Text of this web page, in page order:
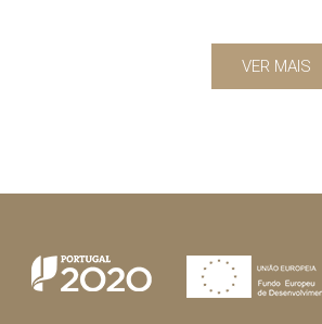
VER MAIS